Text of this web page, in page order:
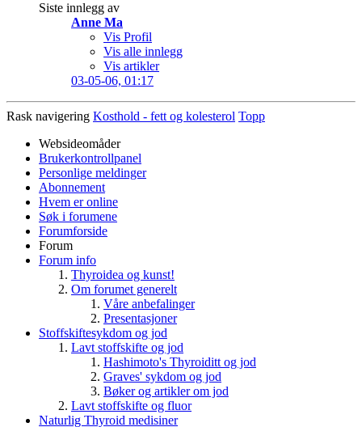
Siste innlegg av
Anne Ma
Vis Profil
Vis alle innlegg
Vis artikler
03-05-06, 01:17
Rask navigering Kosthold - fett og kolesterol Topp
Websideomåder
Brukerkontrollpanel
Personlige meldinger
Abonnement
Hvem er online
Søk i forumene
Forumforside
Forum
Forum info
Thyroidea og kunst!
Om forumet generelt
Våre anbefalinger
Presentasjoner
Stoffskiftesykdom og jod
Lavt stoffskifte og jod
Hashimoto's Thyroiditt og jod
Graves' sykdom og jod
Bøker og artikler om jod
Lavt stoffskifte og fluor
Naturlig Thyroid medisiner